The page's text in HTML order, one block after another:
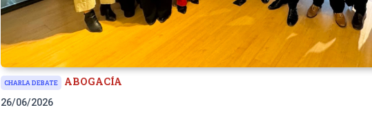
CHARLA DEBATE ABOGACÍA
26/06/2026